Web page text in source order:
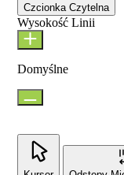
Czcionka Czytelna
Wysokość Linii
Domyślne